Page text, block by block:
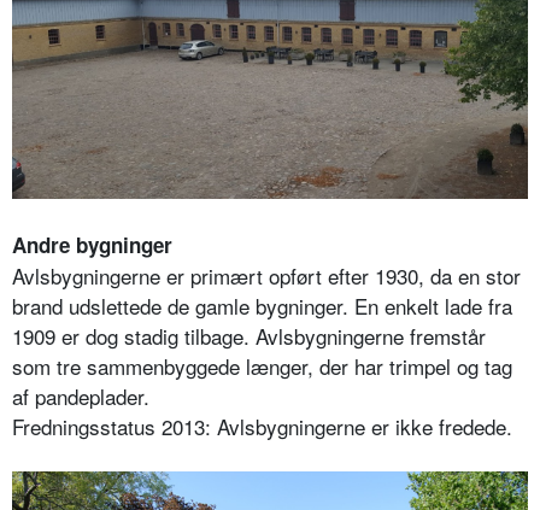
Andre bygninger
Avlsbygningerne er primært opført efter 1930, da en stor
brand udslettede de gamle bygninger. En enkelt lade fra
1909 er dog stadig tilbage. Avlsbygningerne fremstår
som tre sammenbyggede længer, der har trimpel og tag
af pandeplader.
Fredningsstatus 2013: Avlsbygningerne er ikke fredede.